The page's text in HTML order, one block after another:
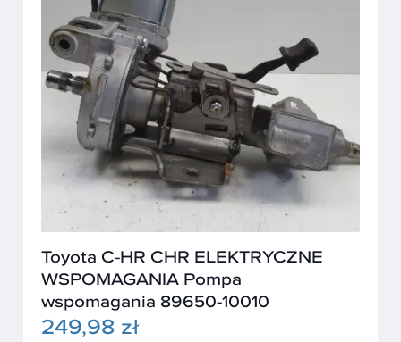
Toyota C-HR CHR ELEKTRYCZNE
WSPOMAGANIA Pompa
wspomagania 89650-10010
249,98 zł